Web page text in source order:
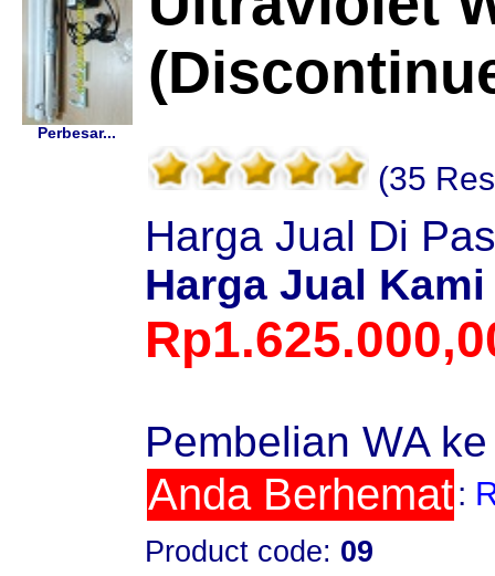
Perbesar...
(35
Harga Jual Di
Harga Jual
Pembelian WA
Anda Berhemat:
Product code: 09